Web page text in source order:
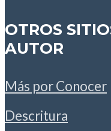
OTROS
AUTOR
Más por Conocer
Descritura